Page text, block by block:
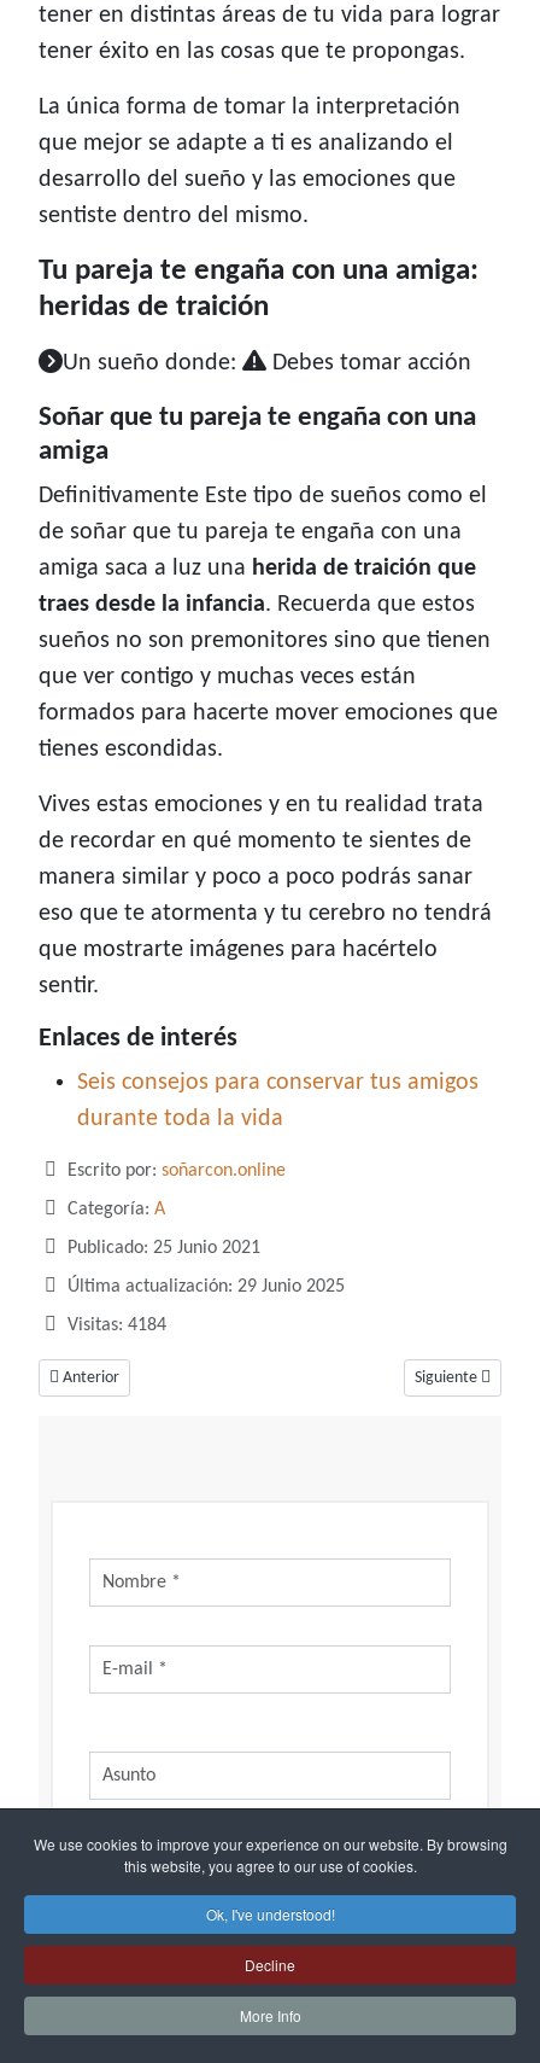
We use cookies to improve your experience on our website. By browsing
this website, you agree to our use of cookies.
Ok, I've understood!
Decline
More Info
tener en distintas áreas de tu vida para lograr
tener éxito en las cosas que te propongas.
La única forma de tomar la interpretación
que mejor se adapte a ti es analizando el
desarrollo del sueño y las emociones que
sentiste dentro del mismo.
Tu pareja te engaña con una amiga:
heridas de traición
Un sueño donde: Debes tomar acción
Soñar que tu pareja te engaña con una
amiga
Definitivamente Este tipo de sueños como el
de soñar que tu pareja te engaña con una
amiga saca a luz una herida de traición que
traes desde la infancia. Recuerda que estos
sueños no son premonitores sino que tienen
que ver contigo y muchas veces están
formados para hacerte mover emociones que
tienes escondidas.
Vives estas emociones y en tu realidad trata
de recordar en qué momento te sientes de
manera similar y poco a poco podrás sanar
eso que te atormenta y tu cerebro no tendrá
que mostrarte imágenes para hacértelo
sentir.
Enlaces de interés
Seis consejos para conservar tus amigos
durante toda la vida
Detalles
Escrito por: soñarcon.online
Categoría: A
Publicado: 25 Junio 2021
Última actualización: 29 Junio 2025
Visitas: 4184
Artículo anterior: Soñar con auto deportivo, un sueño cargado de
Anterior Artículo siguiente:
Siguiente